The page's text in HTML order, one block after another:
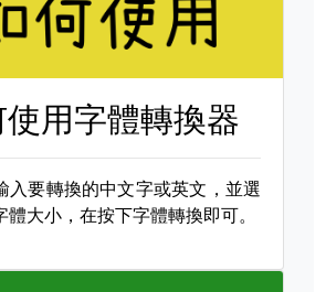
用字體轉換器
入要轉換的中文字或英文，並選
體大小，在按下字體轉換即可。